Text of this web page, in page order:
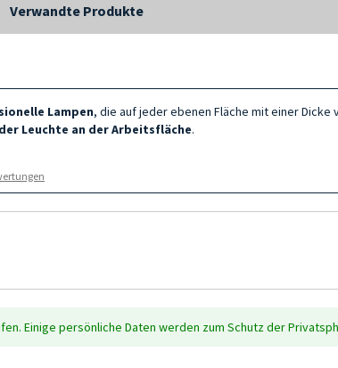
Verwandte Produkte
Lampen, die auf jeder ebenen Fläche mit einer Dicke
Leuchte an der Arbeitsfläche.
Einige persönliche Daten werden zum Schutz der